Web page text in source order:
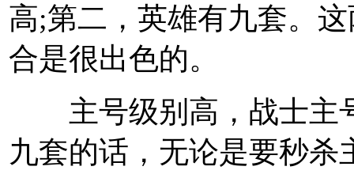
高;第二，英雄有九套。
合是很出色的。
主号级别高，战士主
九套的话，无论是要秒